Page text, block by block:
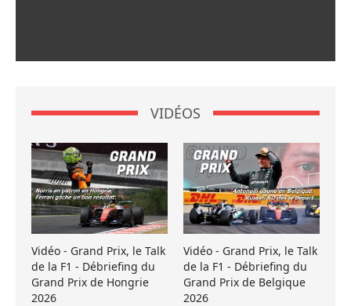
VIDÉOS
Vidéo - Grand Prix, le Talk
de la F1 - Débriefing du
Grand Prix de Hongrie
2026
Vidéo - Grand Prix, le Talk
de la F1 - Débriefing du
Grand Prix de Belgique
2026